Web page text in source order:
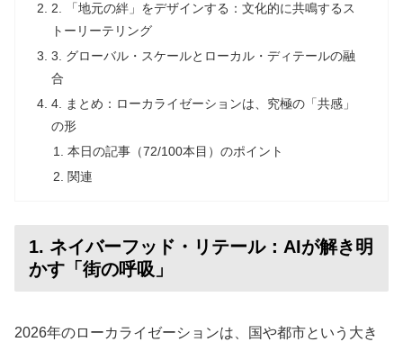
2. 「地元の絆」をデザインする：文化的に共鳴するス
トーリーテリング
3. グローバル・スケールとローカル・ディテールの融
合
4. まとめ：ローカライゼーションは、究極の「共感」
の形
本日の記事（72/100本目）のポイント
関連
1. ネイバーフッド・リテール：AIが解き明
かす「街の呼吸」
2026年のローカライゼーションは、国や都市という大き